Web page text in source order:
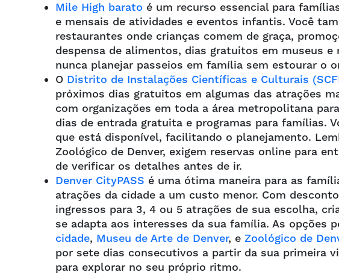
Mile High barato é um recurso essencial para
e mensais de atividades e eventos infantis. Você
restaurantes onde crianças comem de graça,
despensa de alimentos, dias gratuitos em museus
nunca planejar passeios em família sem estourar o
O Distrito de Instalações Científicas e Culturais
próximos dias gratuitos em algumas das atrações
com organizações em toda a área metropolitana
dias de entrada gratuita e programas para famílias.
que está disponível, facilitando o planejamento.
Zoológico de Denver, exigem reservas online para
de verificar os detalhes antes de ir.
Denver CityPASS é uma ótima maneira para as
atrações da cidade a um custo menor. Com
ingressos para 3, 4 ou 5 atrações de sua escolha,
se adapta aos interesses da sua família. As opções
cidade, Museu de Arte de Denver, e Zoológico de
por sete dias consecutivos a partir da sua primeira
para explorar no seu próprio ritmo.